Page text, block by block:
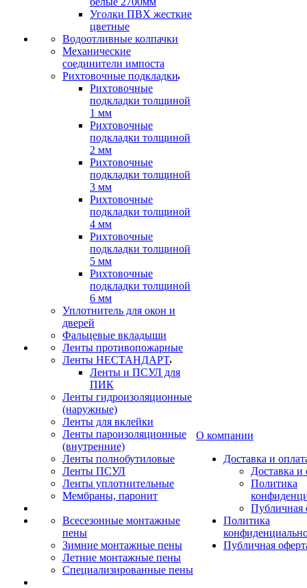
Уголки ПВХ жесткие
цветные
Водоотливные колпачки
Механические
соединители импоста
Рихтовочные подкладки
Рихтовочные
подкладки толщиной
1 мм
Рихтовочные
подкладки толщиной
2 мм
Рихтовочные
подкладки толщиной
3 мм
Рихтовочные
подкладки толщиной
4 мм
Рихтовочные
подкладки толщиной
5 мм
Рихтовочные
подкладки толщиной
6 мм
Уплотнитель для окон и
дверей
Фальцевые вкладыши
Ленты противопожарные
Ленты НЕСТАНДАРТ
Ленты и ПСУЛ для
ПИК
Ленты гидроизоляционные
(наружные)
Ленты для вклейки
Ленты пароизоляционные
(внутренние)
Ленты полнобутиловые
Ленты ПСУЛ
Ленты уплотнительные
Мембраны, паронит
Всесезонные монтажные
пены
Зимние монтажные пены
Летние монтажные пены
Специализированные пены
О компании
Доставка и
Доставка и
Политика
Публичная
Политика
Публичная